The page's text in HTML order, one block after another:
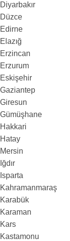
Diyarbakır
Düzce
Edirne
Elazığ
Erzincan
Erzurum
Eskişehir
Gaziantep
Giresun
Gümüşhane
Hakkari
Hatay
Mersin
Iğdır
Isparta
Kahramanmaraş
Karabük
Karaman
Kars
Kastamonu